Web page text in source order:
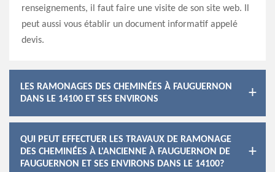
renseignements, il faut faire une visite de son site web. Il
peut aussi vous établir un document informatif appelé
devis.
LES RAMONAGES DES CHEMINÉES À FAUGUERNON
DANS LE 14100 ET SES ENVIRONS
QUI PEUT EFFECTUER LES TRAVAUX DE RAMONAGE
DES CHEMINÉES À L'ANCIENNE À FAUGUERNON DE
FAUGUERNON ET SES ENVIRONS DANS LE 14100?